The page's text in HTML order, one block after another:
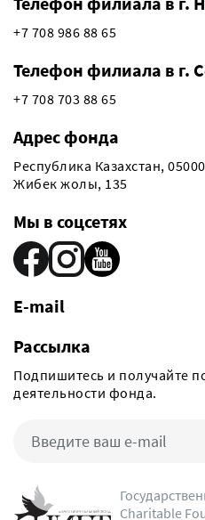
+7 708 986 88 65
Телефон филиала в г.
+7 708 703 88 65
Адрес фонда
Республика Казахстан,
Жибек жолы, 135
Мы в соцсетях
E-mail
Рассылка
Подпишитесь и получайте
деятельности фонда.
Charitable